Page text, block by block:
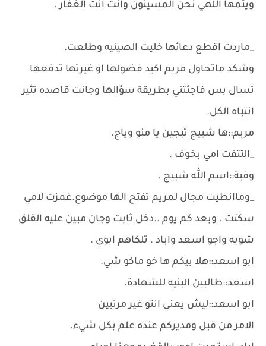
ويتمها اللهي نحن المسيئون وانت انت الغفار .
_ماردت اقطع دعائها خليت الصينيه وطلعت.
وشكد ماتحاول مريم اكيد فضولها او غيرتها تدفعها
تسال بس فاجئتني بطريقة سؤالها وجانت قاصده تثير
انتباه الكل.
مريم::ها شبيج تبجين يا منو وياج.
_التتفت امي بخوف .
وفية::اسم الله شبيج .
_وماانطيت مجال لمريم تفتح الها موضوع.غمزت لامي
سكتت . وبعد كم يوم ..دخل ثابت وجان مبين عليه القلق
شويه واجو اسعد واياد . تلكاهم ابوي .
ابو اسعد::هلا بيكم ها خو ماكو شي.
اسعد::طالبين البنيه للشهادة.
ابو اسعد::ليش يعني انتو غير مرتبين
الامر من قبل ومديركم عنده علم بكل شيء.